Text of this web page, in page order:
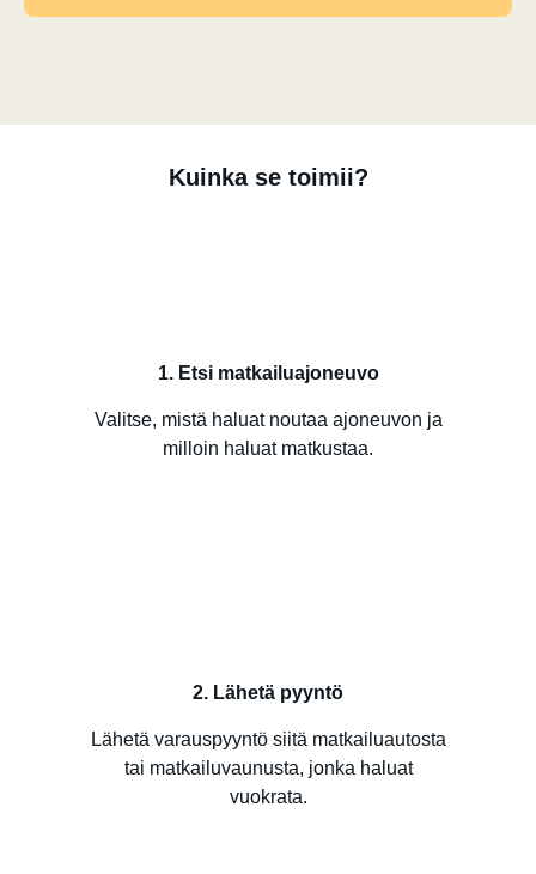
Kuinka se toimii?
1. Etsi matkailuajoneuvo
Valitse, mistä haluat noutaa ajoneuvon ja
milloin haluat matkustaa.
2. Lähetä pyyntö
Lähetä varauspyyntö siitä matkailuautosta
tai matkailuvaunusta, jonka haluat
vuokrata.